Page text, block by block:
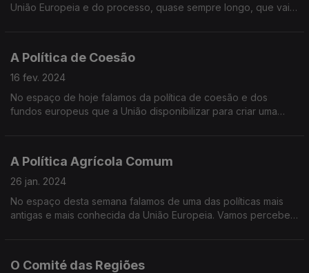
União Europeia e do processo, quase sempre longo, que vai
A Política de Coesão
16 fev. 2024
No espaço de hoje falamos da política de coesão e dos
fundos europeus que a União disponibilizar para criar uma
A Política Agrícola Comum
26 jan. 2024
No espaço desta semana falamos de uma das políticas mais
antigas e mais conhecida da União Europeia. Vamos perceber
O Comité das Regiões